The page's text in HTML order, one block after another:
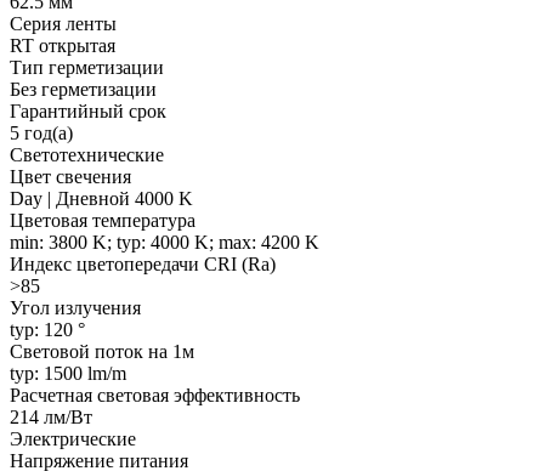
Серия ленты
RT открытая
Тип герметизации
Без герметизации
Гарантийный срок
5 год(а)
Светотехнические
Цвет свечения
Day | Дневной 4000 K
Цветовая температура
min: 3800 K; typ: 4000 K; max: 4200 K
Индекс цветопередачи CRI (Ra)
>85
Угол излучения
typ: 120 °
Световой поток на 1м
typ: 1500 lm/m
Расчетная световая эффективность
214 лм/Вт
Электрические
Напряжение питания